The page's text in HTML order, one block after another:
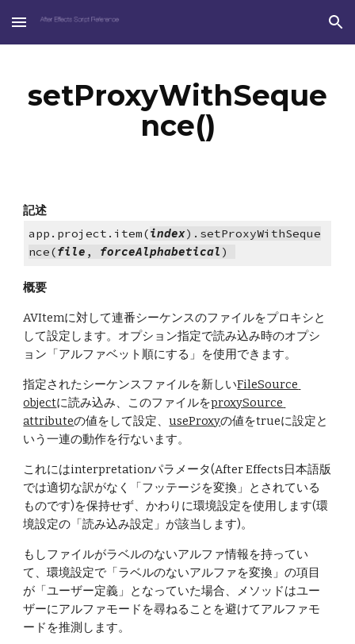
Skip to main content Skip to navigation
setProxyWithSeque
nce()
記述
app.project.item(index).setProxyWithSeque
nce(file , forceAlphabetical )
概要
AVItemに対して連番シーケンスのファイルをプロキシと
して設定します。オプション指定で読み込み時のオプシ
ョン「アルファベット順にする」を使用できます。
指定されたシーケンスファイルを新しいFileSource
objectに読み込み、このファイルをproxySource
attributeの値をして設定、useProxyの値をtrueに設定と
いう一連の動作を行ないます。
これにはinterpretationパラメータ(After Effects日本語版
では適切な訳がなく「フッテージを変換」とされている
ものです)を保持せず、かわりに環境設定を使用します(環
境設定の「読み込み設定」が該当します)。
もしファイルがラベルのないアルファ情報を持ってい
て、環境設定で「ラベルのないアルファを変換」の項目
が「ユーザー定義」となっていた場合、メソッドはユー
ザーにアルファモードを尋ねることを避けてアルファモ
ードを推測します。